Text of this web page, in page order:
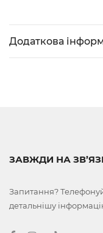
Додаткова
ЗАВЖДИ НА
Запитання?
детальнішу